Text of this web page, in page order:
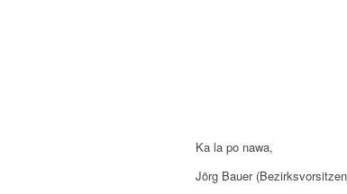
Ka la po nawa,
Jörg Bauer